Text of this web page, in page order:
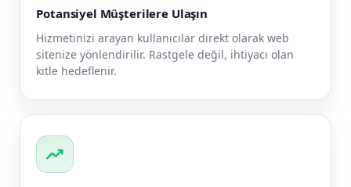
Potansiyel Müşterilere Ulaşın
Hizmetinizi arayan kullanıcılar direkt olarak web
sitenize yönlendirilir. Rastgele değil, ihtiyacı olan
kitle hedeflenir.
trending_up